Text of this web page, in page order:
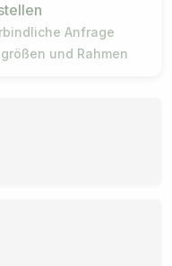
Anfrage
und Rahmen